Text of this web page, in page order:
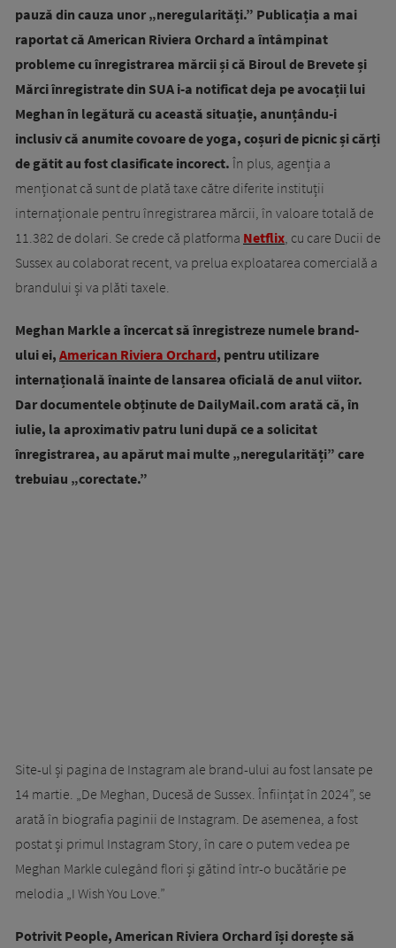
pauză din cauza unor „neregularități.” Publicația a mai
raportat că American Riviera Orchard a întâmpinat
probleme cu înregistrarea mărcii și că Biroul de Brevete și
Mărci înregistrate din SUA i-a notificat deja pe avocații lui
Meghan în legătură cu această situație, anunțându-i
inclusiv că anumite covoare de yoga, coșuri de picnic și cărți
de gătit au fost clasificate incorect. În plus, agenția a
menționat că sunt de plată taxe către diferite instituții
internaționale pentru înregistrarea mărcii, în valoare totală de
11.382 de dolari. Se crede că platforma Netflix, cu care Ducii de
Sussex au colaborat recent, va prelua exploatarea comercială a
brandului și va plăti taxele.
Meghan Markle a încercat să înregistreze numele brand-
ului ei, American Riviera Orchard, pentru utilizare
internațională înainte de lansarea oficială de anul viitor.
Dar documentele obținute de DailyMail.com arată că, în
iulie, la aproximativ patru luni după ce a solicitat
înregistrarea, au apărut mai multe „neregularități” care
trebuiau „corectate.”
Site-ul și pagina de Instagram ale brand-ului au fost lansate pe
14 martie. „De Meghan, Ducesă de Sussex. Înființat în 2024”, se
arată în biografia paginii de Instagram. De asemenea, a fost
postat și primul Instagram Story, în care o putem vedea pe
Meghan Markle culegând flori și gătind într-o bucătărie pe
melodia „I Wish You Love.”
Potrivit People, American Riviera Orchard își dorește să